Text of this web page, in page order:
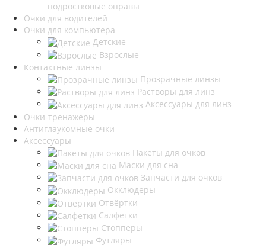
подростковые оправы
Очки для водителей
Очки для компьютера
Детские
Взрослые
Контактные линзы
Прозрачные линзы
Растворы для линз
Аксессуары для линз
Очки-тренажеры
Антиглаукомные очки
Аксессуары
Пакеты для очков
Маски для сна
Запчасти для очков
Окклюдеры
Отвёртки
Салфетки
Стопперы
Футляры